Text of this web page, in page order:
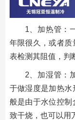
1、加热管：
年限很久，或者质
表检测其阻值，判
2、加湿管：
于做湿度是加热水
般是由于水位控制
致干烧，也可以用